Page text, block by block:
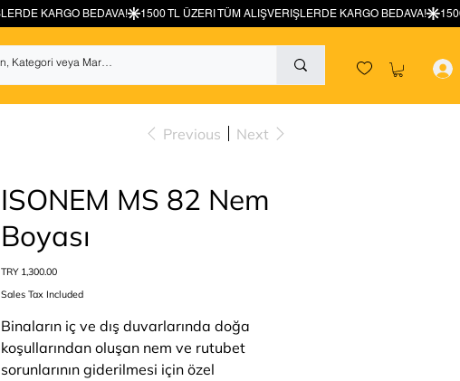
Previous Next
ISONEM MS 82 Nem
Boyası
Price
TRY 1,300.00
Sales Tax Included
Binaların iç ve dış duvarlarında doğa
koşullarından oluşan nem ve rutubet
sorunlarının giderilmesi için özel